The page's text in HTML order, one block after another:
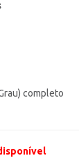
completo